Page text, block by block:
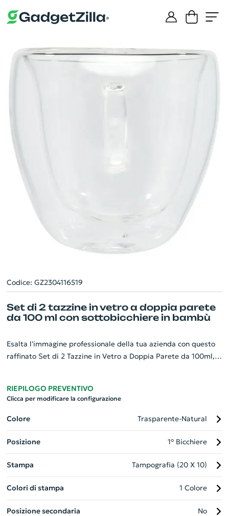
Codice: GZ2304116519
Set di 2 tazzine in vetro a doppia parete
da 100 ml con sottobicchiere in bambù
Esalta l'immagine professionale della tua azienda con questo
raffinato Set di 2 Tazzine in Vetro a Doppia Parete da 100ml,
all'innovativo vetro borosilicato doppia parete. I sottobicchieri,
bambù sostenibile, mostrando il tuo impegno per la
responsabilità ambientale e sociale. Un gadget aziendale che
combina perfettamente design, funzionalità ed eco-
sostenibilità.
RIEPILOGO PREVENTIVO
Clicca per modificare la configurazione
Colore Trasparente-Natural
Posizione 1° Bicchiere
Stampa Tampografia (20 X 10)
Colori di stampa 1 Colore
Posizione secondaria No